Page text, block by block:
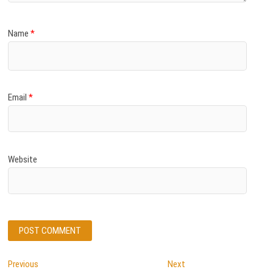
Name*
Email*
Website
Previous NextNext